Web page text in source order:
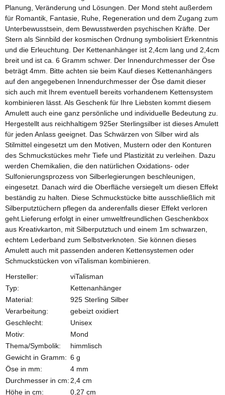
Planung, Veränderung und Lösungen. Der Mond steht außerdem
für Romantik, Fantasie, Ruhe, Regeneration und dem Zugang zum
Unterbewusstsein, dem Bewusstwerden psychischen Kräfte. Der
Stern als Sinnbild der kosmischen Ordnung symbolisiert Erkenntnis
und die Erleuchtung. Der Kettenanhänger ist 2,4cm lang und 2,4cm
breit und ist ca. 6 Gramm schwer. Der Innendurchmesser der Öse
beträgt 4mm. Bitte achten sie beim Kauf dieses Kettenanhängers
auf den angegebenen Innendurchmesser der Öse damit dieser
sich auch mit Ihrem eventuell bereits vorhandenem Kettensystem
kombinieren lässt. Als Geschenk für Ihre Liebsten kommt diesem
Amulett auch eine ganz persönliche und individuelle Bedeutung zu.
Hergestellt aus reichhaltigem 925er Sterlingsilber ist dieses Amulett
für jeden Anlass geeignet. Das Schwärzen von Silber wird als
Stilmittel eingesetzt um den Motiven, Mustern oder den Konturen
des Schmuckstückes mehr Tiefe und Plastizität zu verleihen. Dazu
werden Chemikalien, die den natürlichen Oxidations- oder
Sulfonierungsprozess von Silberlegierungen beschleunigen,
eingesetzt. Danach wird die Oberfläche versiegelt um diesen Effekt
beständig zu halten. Diese Schmuckstücke bitte ausschließlich mit
Silberputztüchern pflegen da anderenfalls dieser Effekt verloren
geht.Lieferung erfolgt in einer umweltfreundlichen Geschenkbox
aus Kreativkarton, mit Silberputztuch und einem 1m schwarzen,
echtem Lederband zum Selbstverknoten. Sie können dieses
Amulett auch mit passenden anderen Kettensystemen oder
Schmuckstücken von viTalisman kombinieren.
Hersteller:
viTalisman
Typ:
Kettenanhänger
Material:
925 Sterling Silber
Verarbeitung:
gebeizt oxidiert
Geschlecht:
Unisex
Motiv:
Mond
Thema/Symbolik:
himmlisch
Gewicht in Gramm: 6 g
Öse in mm:
4 mm
Durchmesser in cm: 2,4 cm
Höhe in cm:
0,27 cm